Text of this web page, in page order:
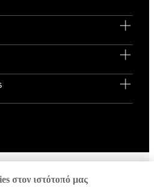
Όροι χρήσης
στον ιστότοπό μας